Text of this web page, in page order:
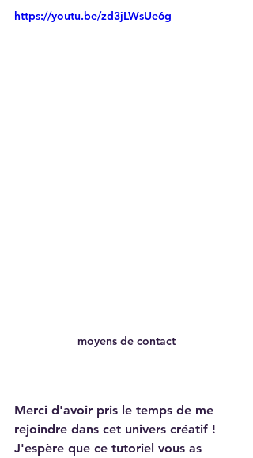
https://youtu.be/zd3jLWsUe6g
moyens de contact
Merci d'avoir pris le temps de me
rejoindre dans cet univers créatif !
J'espère que ce tutoriel vous as